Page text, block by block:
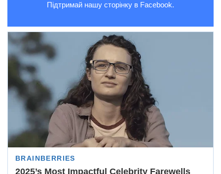
Підтримай нашу сторінку в Facebook.